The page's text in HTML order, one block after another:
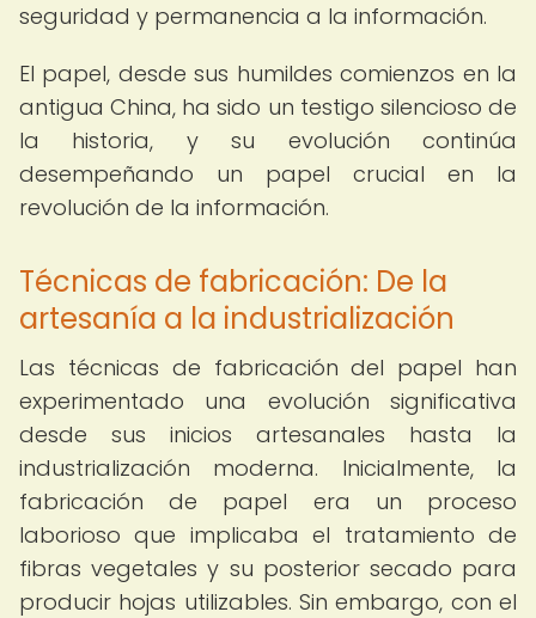
seguridad y permanencia a la información.
El papel, desde sus humildes comienzos en la
antigua China, ha sido un testigo silencioso de
la historia, y su evolución continúa
desempeñando un papel crucial en la
revolución de la información.
Técnicas de fabricación: De la
artesanía a la industrialización
Las técnicas de fabricación del papel han
experimentado una evolución significativa
desde sus inicios artesanales hasta la
industrialización moderna. Inicialmente, la
fabricación de papel era un proceso
laborioso que implicaba el tratamiento de
fibras vegetales y su posterior secado para
producir hojas utilizables. Sin embargo, con el